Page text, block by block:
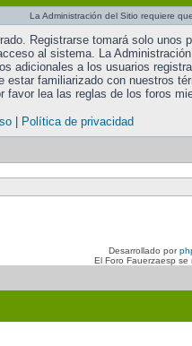
La Administración del Sitio requiere
Registrarse tomará solo unos
al sistema. La
adicionales a los usuarios
estar familiarizado con nuestros
favor lea las reglas de los foros
| Política de privacidad
Desarrollado por
El Foro Fauerzaesp